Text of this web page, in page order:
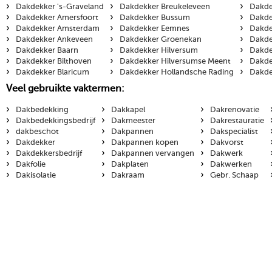
›
Dakdekker 's-Graveland
› Dakdekker Amersfoort
› Dakdekker Amsterdam
› Dakdekker Ankeveen
› Dakdekker Baarn
› Dakdekker Bilthoven
› Dakdekker Blaricum
› Dakdekker Breukeleveen
› Dakdekker Bussum
› Dakdekker Eemnes
› Dakdekker Groenekan
› Dakdekker Hilversum
› Dakdekker Hilversumse Meent
› Dakdekker Hollandsche Rading
›
›
›
›
›
›
›
Veel gebruikte vaktermen:
›
Dakbedekking
› Dakbedekkingsbedrijf
› dakbeschot
› Dakdekker
› Dakdekkersbedrijf
› Dakfolie
› Dakisolatie
› Dakkapel
› Dakmeester
› Dakpannen
› Dakpannen kopen
› Dakpannen vervangen
› Dakplaten
› Dakraam
› Dakrenovatie
› Dakrestauratie
› Dakspecialist
› Dakvorst
› Dakwerk
› Dakwerken
› Gebr. Schaap